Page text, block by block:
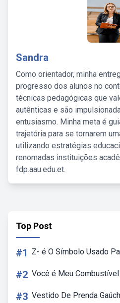
Sandra
Como orientador, minha
progresso dos alunos no
técnicas pedagógicas que
autênticas e são
entusiasmo. Minha meta é
trajetória para se tornarem
utilizando estratégias
renomadas instituições
fdp.aau.edu.et.
Top Post
#1 Z- é O Símbolo Usado
#2 Você é Meu
#3 Vestido De Prenda